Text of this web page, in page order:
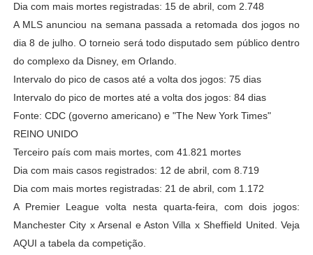
Dia com mais mortes registradas: 15 de abril, com 2.748
A MLS anunciou na semana passada a retomada dos jogos no
dia 8 de julho. O torneio será todo disputado sem público dentro
do complexo da Disney, em Orlando.
Intervalo do pico de casos até a volta dos jogos: 75 dias
Intervalo do pico de mortes até a volta dos jogos: 84 dias
Fonte: CDC (governo americano) e "The New York Times"
REINO UNIDO
Terceiro país com mais mortes, com 41.821 mortes
Dia com mais casos registrados: 12 de abril, com 8.719
Dia com mais mortes registradas: 21 de abril, com 1.172
A Premier League volta nesta quarta-feira, com dois jogos:
Manchester City x Arsenal e Aston Villa x Sheffield United. Veja
AQUI a tabela da competição.